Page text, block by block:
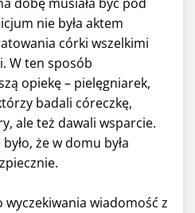
nie była aktem
córki wszelkimi
W ten sposób
opiekę – pielęgniarek,
badali córeczkę,
ale też dawali wsparcie.
że w domu była
wyczekiwania wiadomość z